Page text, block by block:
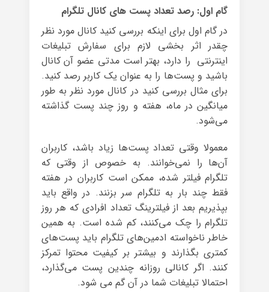
گام اول: رصد تعداد پست های کانال تلگرام
در گام اول برای اینکه بررسی کنید کانال مورد نظر
چقدر اثر بخشی لازم برای سفارش تبلیغات
اینترنتی را دارد، بهتر است مدتی عضو آن کانال
باشید و پست‌ها را به عنوان یک کاربر رصد کنید.
برای مثال بررسی کنید در کانال مورد نظر به طور
میانگین در ماه، هفته و روز چند پست گذاشته
می‌شود.
معمولا وقتی تعداد پست‌ها زیاد باشد، کاربران
آن‌ها را نمی‌خوانند. به خصوص از وقتی که
تلگرام فیلتر شده، ممکن است کاربران در هفته
فقط چند بار به تلگرام سر بزنند. در واقع باید
بپذیریم بعد از فیلترینگ تعداد افرادی که هر روز
تلگرام را چک می‌کنند، کم شده است. به همین
خاطر ناخواسته ادمین‌های تلگرام باید پست‌های
کمتری بگذارند و بیشتر بر کیفیت محتوا تمرکز
کنند. اگر کانالی روزانه چندین پست می‌گذارد،
احتمالا تبلیغات شما در آن گم می شود.